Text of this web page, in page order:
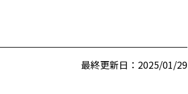
最終更新日：2025/01/29